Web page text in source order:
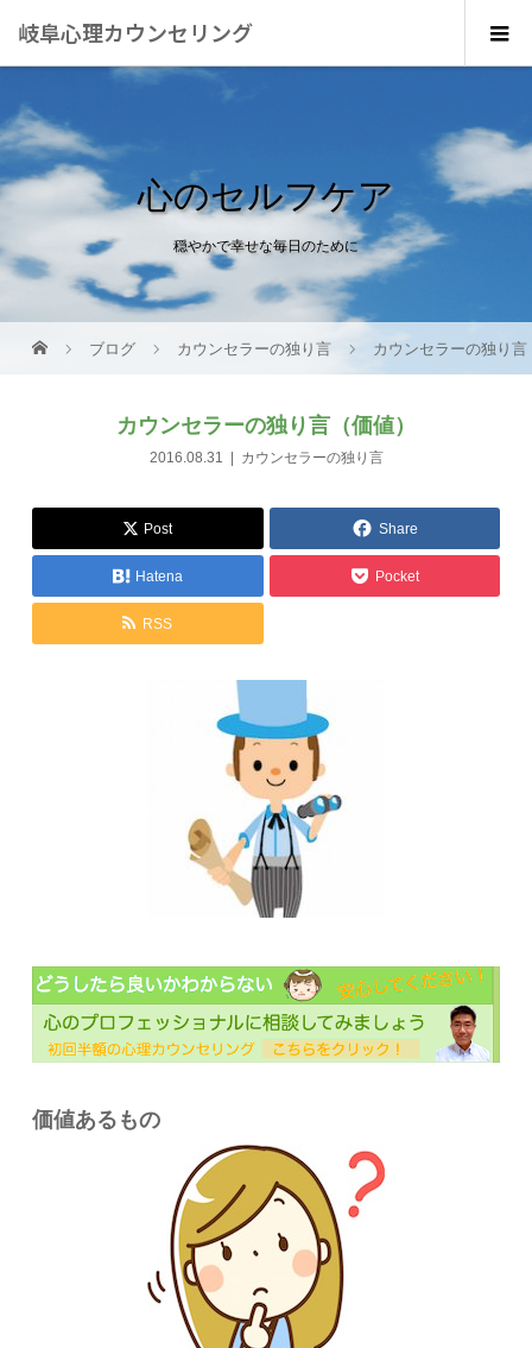
岐阜心理カウンセリング
心のセルフケア
穏やかで幸せな毎日のために
ブログ カウンセラーの独り言 カウンセラーの独り
カウンセラーの独り言（価値）
2016.08.31 カウンセラーの独り言
Post Share
Hatena Pocket
RSS
価値あるもの